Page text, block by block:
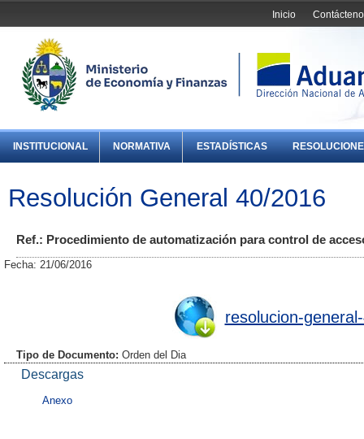
Inicio
INSTITUCIONAL NORMATIVA ESTADÍSTICAS
Resolución General 40/2016
Ref.: Procedimiento de automatización para control de
Fecha: 21/06/2016
resolucion-
Tipo de Documento: Orden del Dia
Descargas
Anexo